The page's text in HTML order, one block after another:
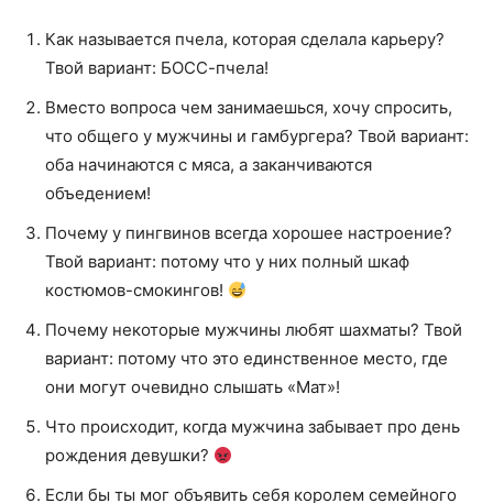
Как называется пчела, которая сделала карьеру?
Твой вариант: БОСС-пчела!
Вместо вопроса чем занимаешься, хочу спросить,
что общего у мужчины и гамбургера? Твой вариант:
оба начинаются с мяса, а заканчиваются
объедением!
Почему у пингвинов всегда хорошее настроение?
Твой вариант: потому что у них полный шкаф
костюмов-смокингов!
Почему некоторые мужчины любят шахматы? Твой
вариант: потому что это единственное место, где
они могут очевидно слышать «Мат»!
Что происходит, когда мужчина забывает про день
рождения девушки?
Если бы ты мог объявить себя королем семейного